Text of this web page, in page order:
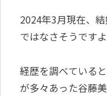
2024年3月現在、
ではなさそうですよ
経歴を調べている
が多々あった谷藤